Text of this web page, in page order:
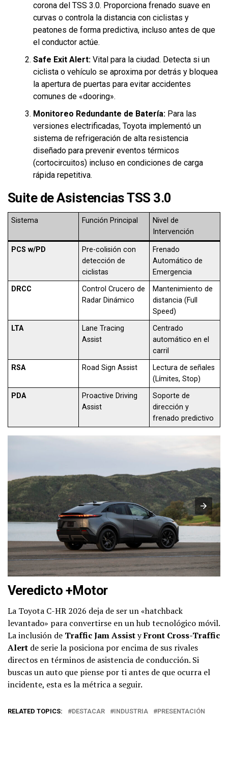
corona del TSS 3.0. Proporciona frenado suave en
curvas o controla la distancia con ciclistas y
peatones de forma predictiva, incluso antes de que
el conductor actúe.
Safe Exit Alert: Vital para la ciudad. Detecta si un
ciclista o vehículo se aproxima por detrás y bloquea
la apertura de puertas para evitar accidentes
comunes de «dooring».
Monitoreo Redundante de Batería: Para las
versiones electrificadas, Toyota implementó un
sistema de refrigeración de alta resistencia
diseñado para prevenir eventos térmicos
(cortocircuitos) incluso en condiciones de carga
rápida repetitiva.
Suite de Asistencias TSS 3.0
Sistema Función Principal
Nivel de
Intervención
PCS w/PD
Pre-colisión con
detección de
ciclistas
Frenado
Automático de
Emergencia
DRCC
Control Crucero de
Radar Dinámico
Mantenimiento de
distancia (Full
Speed)
LTA
Lane Tracing
Assist
Centrado
automático en el
carril
RSA
Road Sign Assist
Lectura de señales
(Límites, Stop)
PDA
Proactive Driving
Assist
Soporte de
dirección y
frenado predictivo
Veredicto +Motor
La Toyota C-HR 2026 deja de ser un «hatchback
levantado» para convertirse en un hub tecnológico móvil.
La inclusión de Traffic Jam AssistyFront Cross-Traffic
Alert de serie la posiciona por encima de sus rivales
directos en términos de asistencia de conducción. Si
buscas un auto que piense por ti antes de que ocurra el
incidente, esta es la métrica a seguir.
RELATED TOPICS: DESTACAR INDUSTRIA PRESENTACIÓN